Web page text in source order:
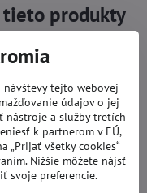
produkty
návštevy tejto webovej
údajov o jej
nástroje a služby tretích
k partnerom v EÚ,
„Prijať všetky cookies“
Nižšie môžete nájsť
svoje preferencie.